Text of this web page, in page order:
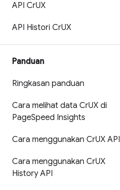
API CrUX
API Histori CrUX
Panduan
Ringkasan panduan
Cara melihat data CrUX di
PageSpeed Insights
Cara menggunakan CrUX API
Cara menggunakan CrUX
History API